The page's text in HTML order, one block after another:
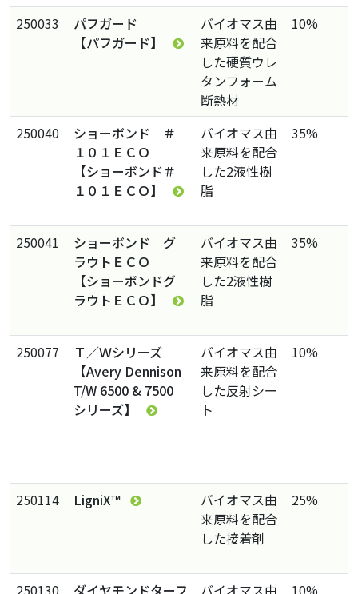
250033
パフガード
【パフガード】
バイオマス由
来原料を配合
した硬質ウレ
タンフォーム
断熱材
10%
250040
ショーボンド ＃
１０１ＥＣＯ
【ショーボンド＃
１０１ＥＣＯ】
バイオマス由
来原料を配合
した2液性樹
脂
35%
250041
ショーボンド グ
ラウトＥＣＯ
【ショーボンドグ
ラウトＥＣＯ】
バイオマス由
来原料を配合
した2液性樹
脂
35%
250077
Ｔ／Ｗシリーズ
【Avery Dennison
T/W 6500 & 7500
シリーズ】
バイオマス由
来原料を配合
した反射シー
ト
10%
250114 LigniX™
バイオマス由
来原料を配合
した接着剤
25%
250130
ダイヤモンドターフ
バイオマス由
10%